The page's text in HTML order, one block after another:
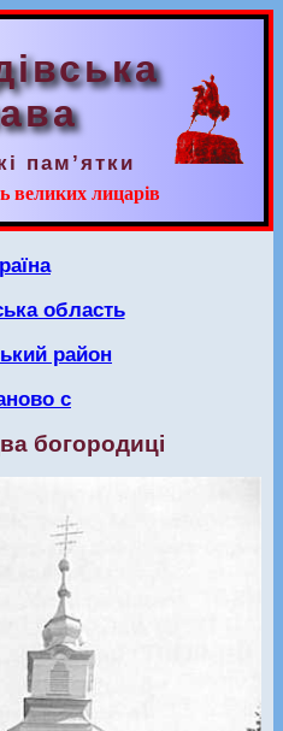
пам’ятки
великих лицарів
область
район
с
богородиці